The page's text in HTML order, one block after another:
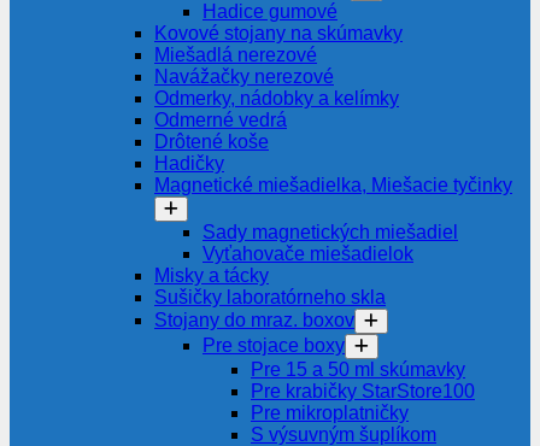
Hadice gumové
Kovové stojany na skúmavky
Miešadlá nerezové
Navážačky nerezové
Odmerky, nádobky a kelímky
Odmerné vedrá
Drôtené koše
Hadičky
Magnetické miešadielka, Miešacie tyčinky
Sady magnetických miešadiel
Vyťahovače miešadielok
Misky a tácky
Sušičky laboratórneho skla
Stojany do mraz. boxov
Pre stojace boxy
Pre 15 a 50 ml skúmavky
Pre krabičky StarStore100
Pre mikroplatničky
S výsuvným šuplíkom